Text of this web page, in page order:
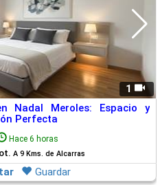
1
Nadal Meroles: Espacio y
Perfecta
Hace 6 horas
A 9 Kms. de Alcarras
Guardar